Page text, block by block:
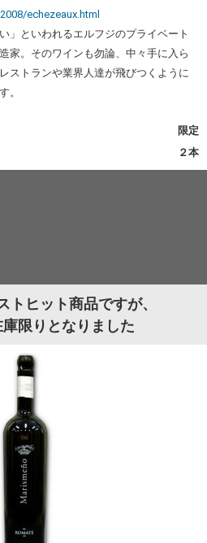
echezeaux.html
」といわれるエルフジのプライベート
家。そのワインも勿論、中々手に入ら
ストランや業界人達が飛びつくように
。
限定
２本
トヒット商品ですが、
限りとなりました